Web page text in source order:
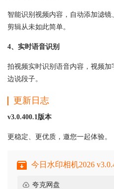
智能识别视频内容，自动添加滤
剪辑从未如此简单。
4、实时语音识别
拍视频实时识别语音内容，视频
边说段子。
更新日志
v3.0.400.1版本
更稳定、更优质，邀您一起体验。
今日水印相机2026
夸克网盘